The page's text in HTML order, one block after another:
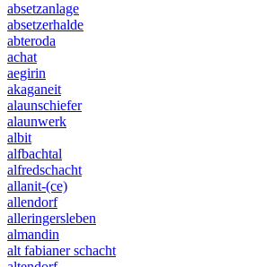
absetzanlage
absetzerhalde
abteroda
achat
aegirin
akaganeit
alaunschiefer
alaunwerk
albit
alfbachtal
alfredschacht
allanit-(ce)
allendorf
alleringersleben
almandin
alt fabianer schacht